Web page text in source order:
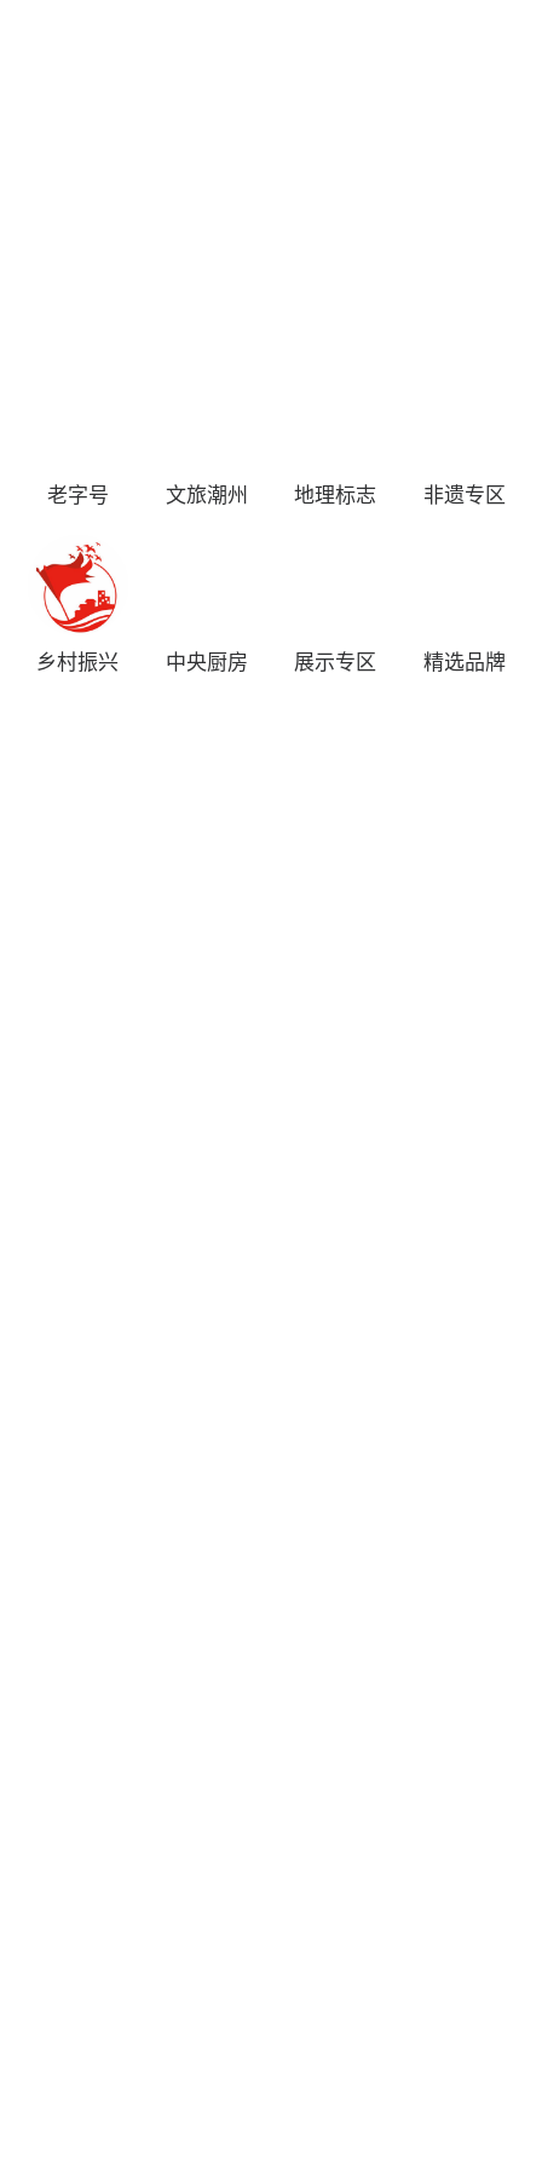
老字号 文旅潮州 地理标志 非遗专区
乡村振兴 中央厨房 展示专区 精选品牌